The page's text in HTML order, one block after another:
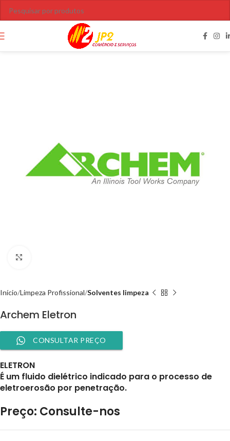
Início Limpeza Profissional Solventes limpeza
Archem Eletron
CONSULTAR PREÇO
ELETRON
É um fluido dielétrico indicado para o processo de
eletroerosão por penetração.
Preço: Consulte-nos